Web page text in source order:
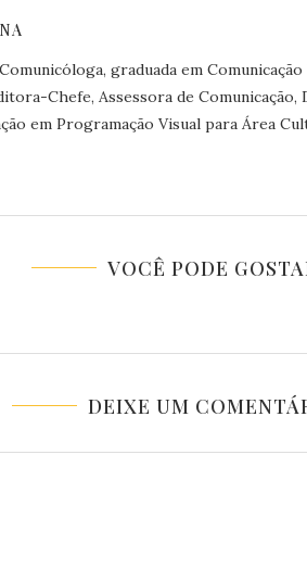
graduada em
Chefe, Assessora de
em Programação Visual para Área
VOCÊ PODE
DEIXE UM